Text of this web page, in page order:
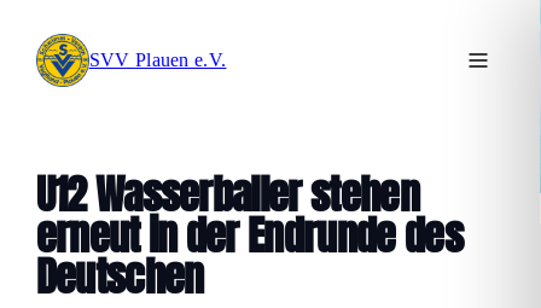
SVV Plauen e.V.
U12 Wasserballer stehen
erneut in der Endrunde des
Deutschen